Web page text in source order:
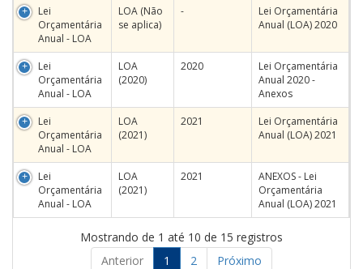
Lei
Orçamentária
Anual - LOA
LOA (Não
se aplica)
-
Lei Orçamentária
Anual (LOA) 2020
Lei
Orçamentária
Anual - LOA
LOA
(2020)
2020
Lei Orçamentária
Anual 2020 -
Anexos
Lei
Orçamentária
Anual - LOA
LOA
(2021)
2021
Lei Orçamentária
Anual (LOA) 2021
Lei
Orçamentária
Anual - LOA
LOA
(2021)
2021
ANEXOS - Lei
Orçamentária
Anual (LOA) 2021
Mostrando de 1 até 10 de 15 registros
Anterior
1 2 Próximo